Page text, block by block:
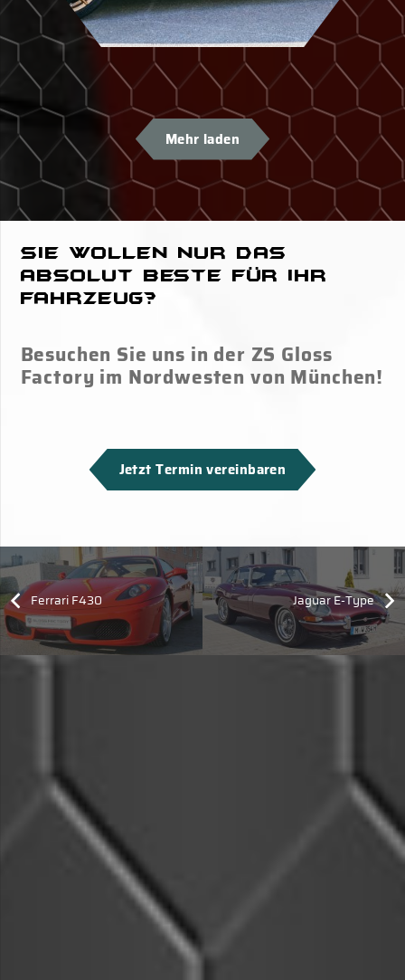
Mehr laden
Sie wollen nur das
absolut Beste für Ihr
Fahrzeug?
Besuchen Sie uns in der ZS Gloss
Factory im Nordwesten von München!
Jetzt Termin vereinbaren
Ferrari F430 Jaguar E-Type